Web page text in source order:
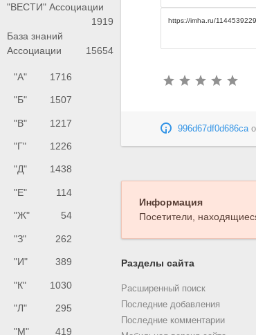
"ВЕСТИ" Ассоциации
1919
База знаний
Ассоциации
15654
"А" 1716
"Б" 1507
"В" 1217
"Г" 1226
"Д" 1438
"Е" 114
"Ж" 54
"З" 262
"И" 389
"К" 1030
"Л" 295
"М" 419
996d67df0d686ca
Информация
Посетители,
Разделы сайта
Расширенный поиск
Последние добавления
Последние комментарии